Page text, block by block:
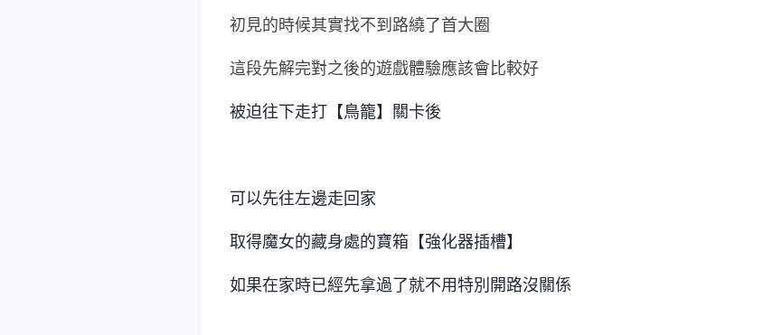
初見的時候其實找不到路繞了首大圈
這段先解完對之後的遊戲體驗應該會比較好
被迫往下走打【鳥籠】關卡後
可以先往左邊走回家
取得魔女的藏身處的寶箱【強化器插槽】
如果在家時已經先拿過了就不用特別開路沒關係